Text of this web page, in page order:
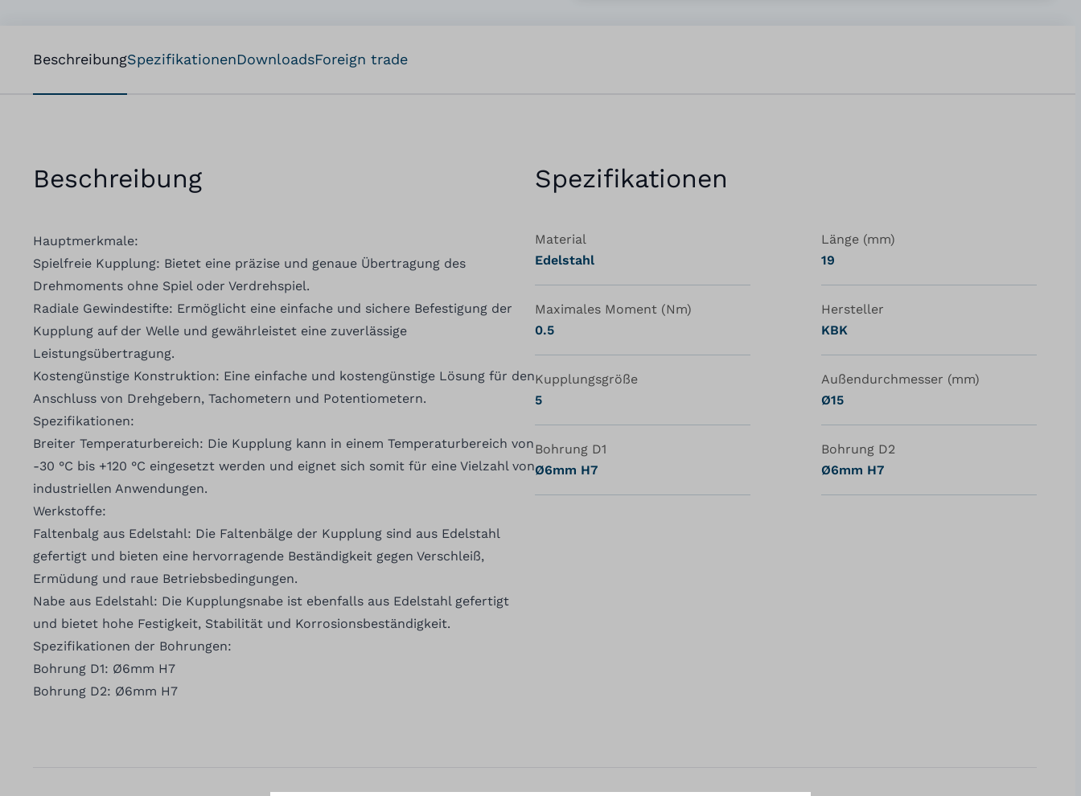
BeschreibungSpezifikationenDownloadsForeign trade
Beschreibung
Hauptmerkmale:
Spielfreie Kupplung: Bietet eine präzise und genaue Übertragung des
Drehmoments ohne Spiel oder Verdrehspiel.
Radiale Gewindestifte: Ermöglicht eine einfache und sichere Befestigung der
Kupplung auf der Welle und gewährleistet eine zuverlässige
Leistungsübertragung.
Kostengünstige Konstruktion: Eine einfache und kostengünstige Lösung für den
Anschluss von Drehgebern, Tachometern und Potentiometern.
Spezifikationen:
Breiter Temperaturbereich: Die Kupplung kann in einem Temperaturbereich von
-30 °C bis +120 °C eingesetzt werden und eignet sich somit für eine Vielzahl von
industriellen Anwendungen.
Werkstoffe:
Faltenbalg aus Edelstahl: Die Faltenbälge der Kupplung sind aus Edelstahl
gefertigt und bieten eine hervorragende Beständigkeit gegen Verschleiß,
Ermüdung und raue Betriebsbedingungen.
Nabe aus Edelstahl: Die Kupplungsnabe ist ebenfalls aus Edelstahl gefertigt
und bietet hohe Festigkeit, Stabilität und Korrosionsbeständigkeit.
Spezifikationen der Bohrungen:
Bohrung D1: Ø6mm H7
Bohrung D2: Ø6mm H7
Spezifikationen
Material
Edelstahl
Länge (mm)
19
Maximales Moment (Nm)
0.5
Hersteller
KBK
Kupplungsgröße
5
Außendurchmesser (mm)
Ø15
Bohrung D1
Ø6mm H7
Bohrung D2
Ø6mm H7